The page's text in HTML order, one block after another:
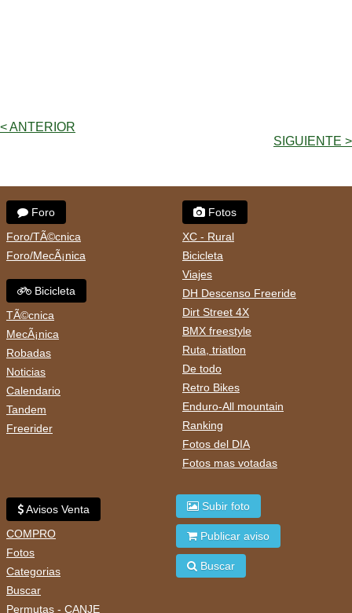
< ANTERIOR
SIGUIENTE >
Foro
Foro/TÃ©cnica
Foro/MecÃ¡nica
Bicicleta
TÃ©cnica
MecÃ¡nica
Robadas
Noticias
Calendario
Tandem
Freerider
Fotos
XC - Rural
Bicicleta
Viajes
DH Descenso Freeride
Dirt Street 4X
BMX freestyle
Ruta, triatlon
De todo
Retro Bikes
Enduro-All mountain
Ranking
Fotos del DIA
Fotos mas votadas
Avisos Venta
COMPRO
Fotos
Categorias
Buscar
Permutas - CANJE
Subir foto
Publicar aviso
Buscar